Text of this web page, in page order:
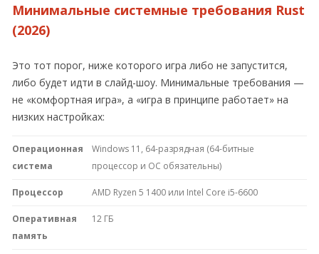
Минимальные системные требования Rust
(2026)
Это тот порог, ниже которого игра либо не запустится,
либо будет идти в слайд-шоу. Минимальные требования —
не «комфортная игра», а «игра в принципе работает» на
низких настройках:
Операционная
система
Windows 11, 64-разрядная (64-битные
процессор и ОС обязательны)
Процессор AMD Ryzen 5 1400 или Intel Core i5-6600
Оперативная
память
12 ГБ